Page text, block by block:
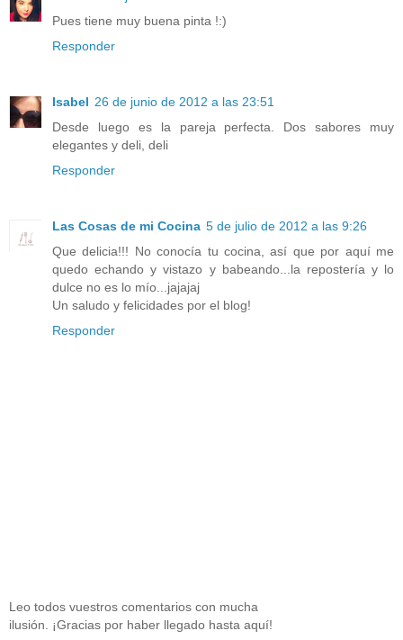
Pues tiene muy buena pinta !:)
Responder
Isabel 26 de junio de 2012 a las 23:51
Desde luego es la pareja perfecta. Dos sabores muy
elegantes y deli, deli
Responder
Las Cosas de mi Cocina 5 de julio de 2012 a las 9:26
Que delicia!!! No conocía tu cocina, así que por aquí me
quedo echando y vistazo y babeando...la repostería y lo
dulce no es lo mío...jajajaj
Un saludo y felicidades por el blog!
Responder
Leo todos vuestros comentarios con mucha
ilusión. ¡Gracias por haber llegado hasta aquí!